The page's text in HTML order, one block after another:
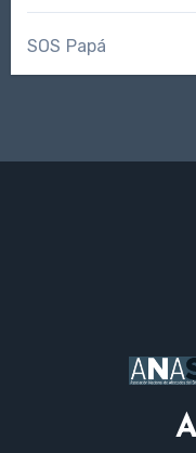
SOS Papá